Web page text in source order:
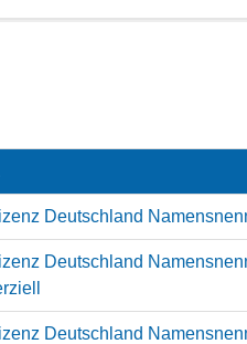
Deutschland
Deutschland
Deutschland